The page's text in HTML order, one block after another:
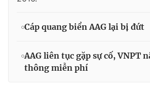
Cáp quang biển AAG lại bị đứt
AAG liên tục gặp sự cố, VNPT
thông miễn phí